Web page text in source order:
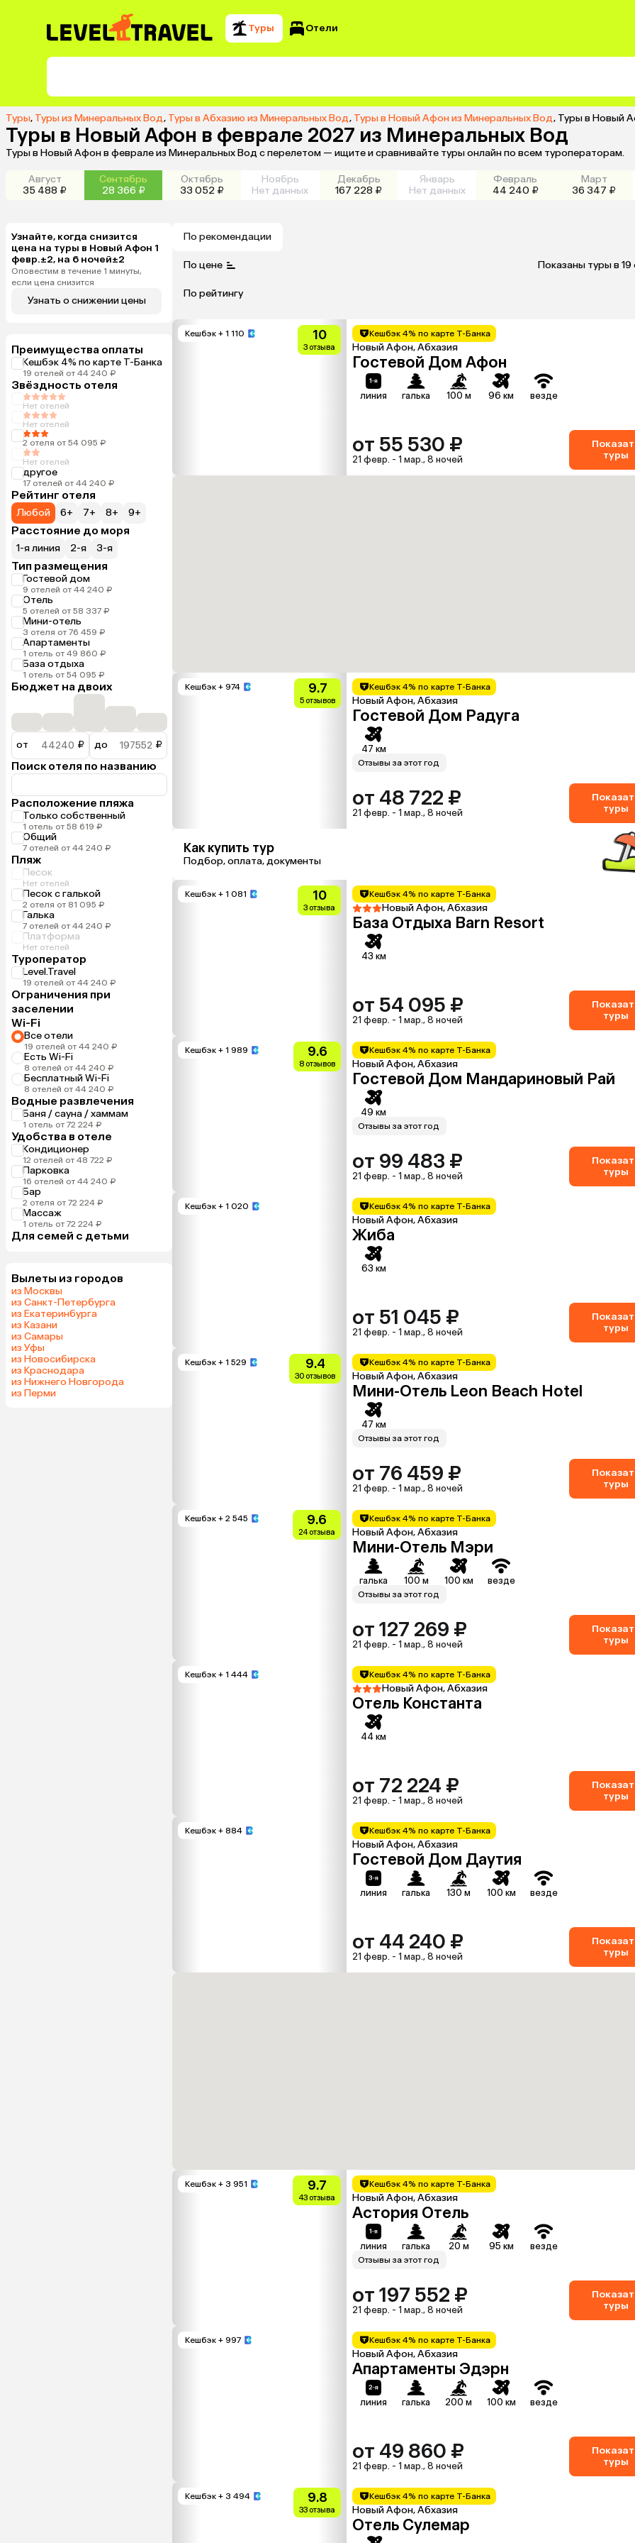
Туры Отели
Туры, Туры из Минеральных Вод, Туры в Абхазию из Минеральных Вод, Туры в Новый Афон из Минеральных Вод, Туры в Новый
Туры в Новый Афон в феврале 2027 из Минеральных Вод
Туры в Новый Афон в феврале из Минеральных Вод с перелетом — ищите и сравнивайте туры онлайн по всем туроператорам.
Август
35 488 ₽
Сентябрь
28 366 ₽
Октябрь
33 052 ₽
Ноябрь
Нет данных
Декабрь
167 228 ₽
Январь
Нет данных
Февраль
44 240 ₽
Март
36 347 ₽
Узнайте, когда снизится
цена на туры в Новый Афон 1
февр.±2, на 6 ночей±2
Оповестим в течение 1 минуты,
если цена снизится
Узнать о снижении цены
Преимущества оплаты
Кешбэк 4% по карте Т-Банка
19 отелей от 44 240 ₽
Звёздность отеля
Нет отелей
Нет отелей
2 отеля от 54 095 ₽
Нет отелей
другое
17 отелей от 44 240 ₽
Рейтинг отеля
Любой 6+ 7+ 8+ 9+
Расстояние до моря
1-я линия 2-я 3-я
Тип размещения
Гостевой дом
9 отелей от 44 240 ₽
Отель
5 отелей от 58 337 ₽
Мини-отель
3 отеля от 76 459 ₽
Апартаменты
1 отель от 49 860 ₽
База отдыха
1 отель от 54 095 ₽
Бюджет на двоих
от ₽ до ₽
Поиск отеля по названию
Расположение пляжа
Только собственный
1 отель от 58 619 ₽
Общий
7 отелей от 44 240 ₽
Пляж
Песок
Нет отелей
Песок с галькой
2 отеля от 81 095 ₽
Галька
7 отелей от 44 240 ₽
Платформа
Нет отелей
Туроператор
Level.Travel
19 отелей от 44 240 ₽
Ограничения при
заселении
Wi-Fi
Все отели
19 отелей от 44 240 ₽
Есть Wi-Fi
8 отелей от 44 240 ₽
Бесплатный Wi-Fi
8 отелей от 44 240 ₽
Водные развлечения
Баня / сауна / хаммам
1 отель от 72 224 ₽
Удобства в отеле
Кондиционер
12 отелей от 48 722 ₽
Парковка
16 отелей от 44 240 ₽
Бар
2 отеля от 72 224 ₽
Массаж
1 отель от 72 224 ₽
Для семей с детьми
Вылеты из городов
из Москвы
из Санкт-Петербурга
из Екатеринбурга
из Казани
из Самары
из Уфы
из Новосибирска
из Краснодара
из Нижнего Новгорода
из Перми
По рекомендации
По цене
По рейтингу
Показаны туры в 19
Кешбэк + 1 110 10
3 отзыва
Кешбэк 4% по карте Т-Банка
Новый Афон, Абхазия
Гостевой Дом Афон
линия галька 100 м 96 км везде
от 55 530 ₽
21 февр. - 1 мар., 8 ночей
туры
Кешбэк + 974 9.7
5 отзывов
Кешбэк 4% по карте Т-Банка
Новый Афон, Абхазия
Гостевой Дом Радуга
47 км
Отзывы за этот год
от 48 722 ₽
21 февр. - 1 мар., 8 ночей
туры
Как купить тур
Подбор, оплата, документы
Кешбэк + 1 081 10
3 отзыва
Кешбэк 4% по карте Т-Банка
Новый Афон, Абхазия
База Отдыха Barn Resort
43 км
от 54 095 ₽
21 февр. - 1 мар., 8 ночей
туры
Кешбэк + 1 989 9.6
8 отзывов
Кешбэк 4% по карте Т-Банка
Новый Афон, Абхазия
Гостевой Дом Мандариновый Рай
49 км
Отзывы за этот год
от 99 483 ₽
21 февр. - 1 мар., 8 ночей
туры
Кешбэк + 1 020 Кешбэк 4% по карте Т-Банка
Новый Афон, Абхазия
Жиба
63 км
от 51 045 ₽
21 февр. - 1 мар., 8 ночей
туры
Кешбэк + 1 529 9.4
30 отзывов
Кешбэк 4% по карте Т-Банка
Новый Афон, Абхазия
Мини-Отель Leon Beach Hotel
47 км
Отзывы за этот год
от 76 459 ₽
21 февр. - 1 мар., 8 ночей
туры
Кешбэк + 2 545 9.6
24 отзыва
Кешбэк 4% по карте Т-Банка
Новый Афон, Абхазия
Мини-Отель Мэри
галька 100 м 100 км везде
Отзывы за этот год
от 127 269 ₽
21 февр. - 1 мар., 8 ночей
туры
Кешбэк + 1 444 Кешбэк 4% по карте Т-Банка
Новый Афон, Абхазия
Отель Константа
44 км
от 72 224 ₽
21 февр. - 1 мар., 8 ночей
туры
Кешбэк + 884 Кешбэк 4% по карте Т-Банка
Новый Афон, Абхазия
Гостевой Дом Даутия
линия галька 130 м 100 км везде
от 44 240 ₽
21 февр. - 1 мар., 8 ночей
туры
Кешбэк + 3 951 9.7
43 отзыва
Кешбэк 4% по карте Т-Банка
Новый Афон, Абхазия
Астория Отель
линия галька 20 м 95 км везде
Отзывы за этот год
от 197 552 ₽
21 февр. - 1 мар., 8 ночей
туры
Кешбэк + 997 Кешбэк 4% по карте Т-Банка
Новый Афон, Абхазия
Апартаменты Эдэрн
линия галька 200 м 100 км везде
от 49 860 ₽
21 февр. - 1 мар., 8 ночей
туры
Кешбэк + 3 494 9.8
33 отзыва
Кешбэк 4% по карте Т-Банка
Новый Афон, Абхазия
Отель Сулемар